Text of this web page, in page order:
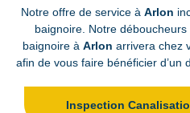
Notre offre de service à Arlon
baignoire. Notre
baignoire à Arlon arrivera chez
afin de vous faire bénéficier d’un
Inspection